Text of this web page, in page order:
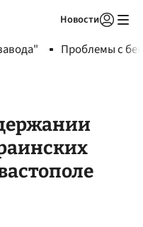
Новости
Проблемы с